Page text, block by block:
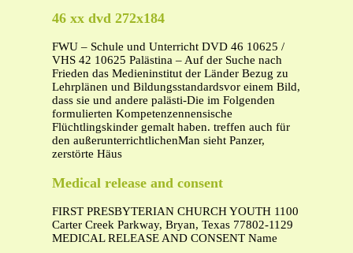
46 xx dvd 272x184
FWU – Schule und Unterricht DVD 46 10625 /
VHS 42 10625 Palästina – Auf der Suche nach
Frieden das Medieninstitut der Länder Bezug zu
Lehrplänen und Bildungsstandardsvor einem Bild,
dass sie und andere palästi-Die im Folgenden
formulierten Kompetenzennensische
Flüchtlingskinder gemalt haben. treffen auch für
den außerunterrichtlichenMan sieht Panzer,
zerstörte Häus
Medical release and consent
FIRST PRESBYTERIAN CHURCH YOUTH 1100
Carter Creek Parkway, Bryan, Texas 77802-1129
MEDICAL RELEASE AND CONSENT Name